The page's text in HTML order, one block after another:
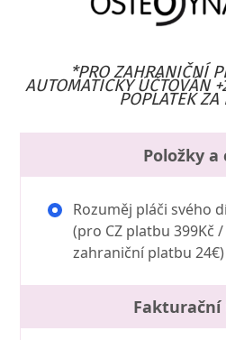
*PRO ZAHRANIČNÍ
AUTOMATICKY ÚČTOVÁN
POPLATEK ZA
Položky a
Rozuměj pláči svého
(pro CZ platbu 399Kč
zahraniční platbu 24€)
Fakturační